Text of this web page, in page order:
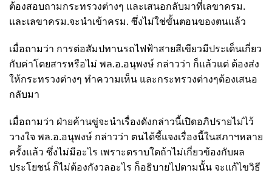
ต้องสอบถามกระทรวงต่างๆ และเสนอกลับมาที่เลขาครม.
และเลขาครม.จะนำเข้าครม. ซึ่งไม่ใช่ขั้นตอนของตนแล้ว
เมื่อถามว่า การต่อสัมปทานรถไฟฟ้าสายสีเขียวมีประเด็นเกี่ยว
กับค่าโดยสารหรือไม่ พล.อ.อนุพงษ์ กล่าวว่า ก็แล้วแต่ ต้องส่ง
ให้กระทรวงต่างๆ ทำความเห็น และกระทรวงต่างๆต้องเสนอ
กลับมา
เมื่อถามว่า ฝ่ายค้านขู่จะนำเรื่องดังกล่าวนี้เปิดอภิปรายไม่ไว้
วางใจ พล.อ.อนุพงษ์ กล่าวว่า ตนได้ชี้แจงเรื่องนี้ในสภาฯหลาย
ครั้งแล้ว ซึ่งไม่มีอะไร เพราะตราบใดถ้าไม่เกี่ยวข้องกับผล
ประโยชน์ ก็ไม่ต้องกังวลอะไร ก็อธิบายไปตามนั้น จะแก้ไขวิธี